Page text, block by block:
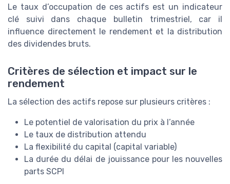
Le taux d’occupation de ces actifs est un indicateur
clé suivi dans chaque bulletin trimestriel, car il
influence directement le rendement et la distribution
des dividendes bruts.
Critères de sélection et impact sur le
rendement
La sélection des actifs repose sur plusieurs critères :
Le potentiel de valorisation du prix à l’année
Le taux de distribution attendu
La flexibilité du capital (capital variable)
La durée du délai de jouissance pour les nouvelles
parts SCPI